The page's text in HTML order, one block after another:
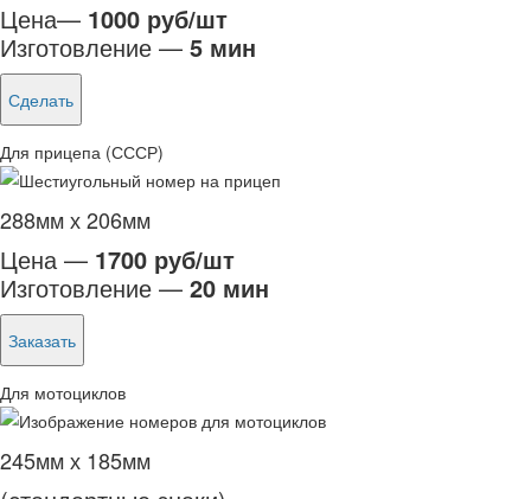
Цена— 1000 руб/шт
Изготовление — 5 мин
Сделать
Для прицепа (СССР)
288мм х 206мм
Цена — 1700 руб/шт
Изготовление — 20 мин
Заказать
Для мотоциклов
245мм х 185мм